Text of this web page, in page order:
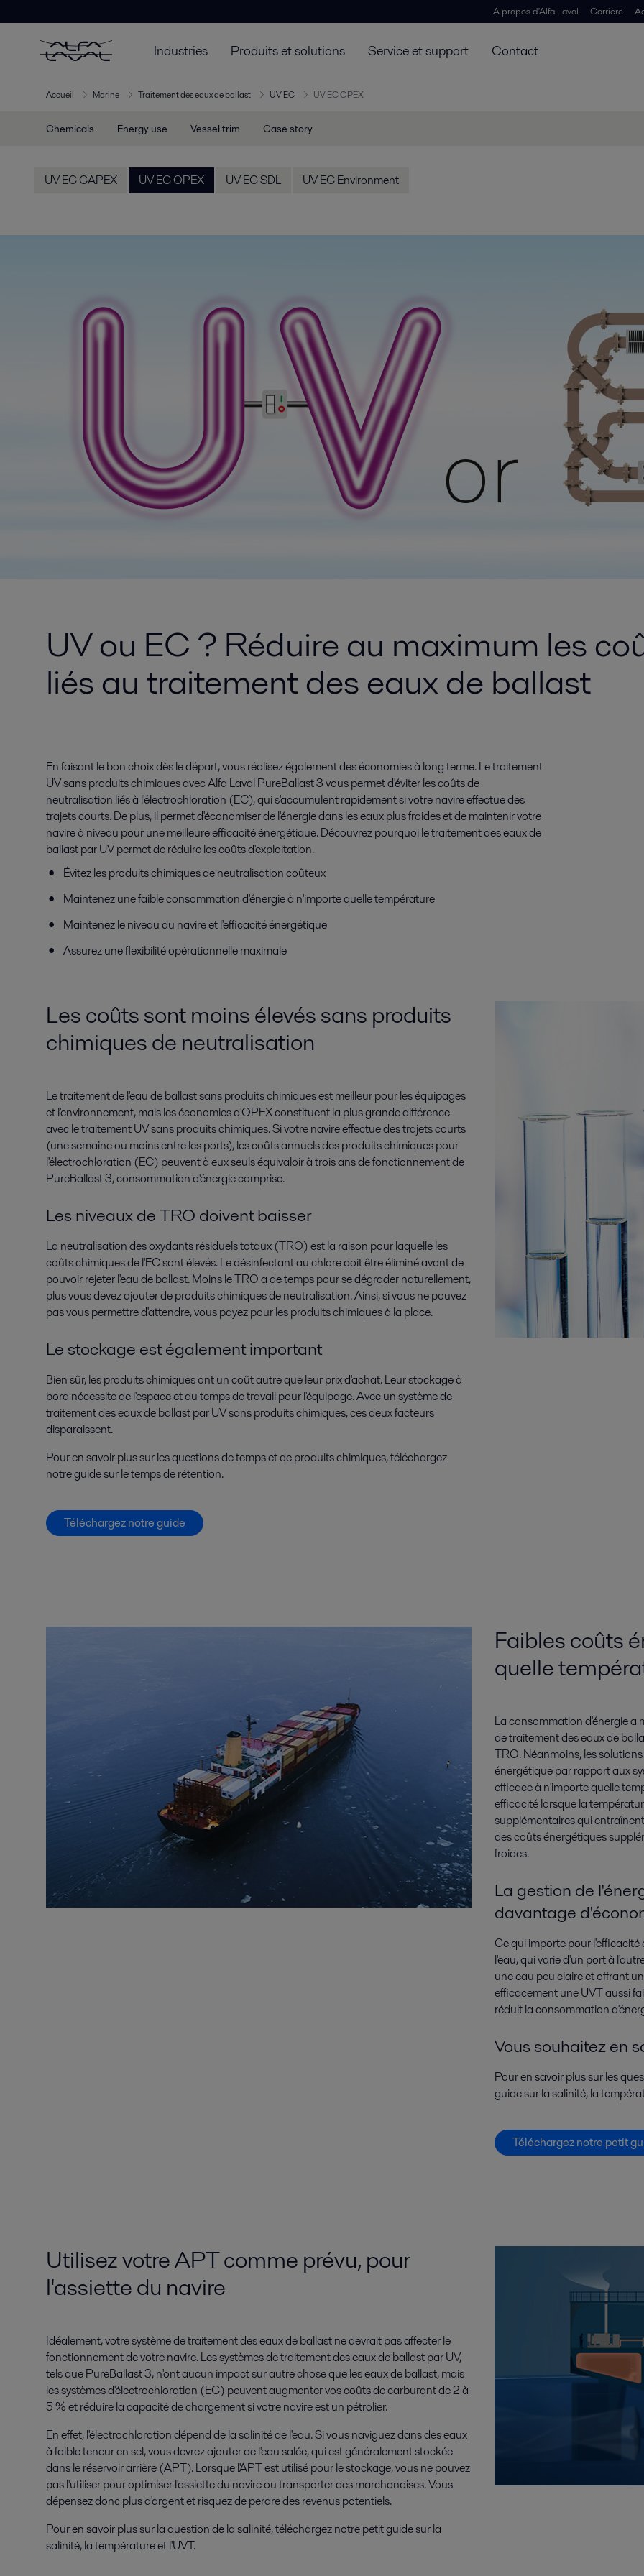
A propos d'Alfa Laval Carrière
Industries Produits et solutions Service et support Contact
Accueil Marine Traitement des eaux de ballast UV EC UV EC OPEX
Chemicals Energy use Vessel trim Case story
UV EC CAPEX UV EC OPEX UV EC SDL UV EC Environment
UV ou EC ? Réduire au maximum les
liés au traitement des eaux de ballast
En faisant le bon choix dès le départ, vous réalisez également des économies à long terme. Le traitement
UV sans produits chimiques avec Alfa Laval PureBallast 3 vous permet d'éviter les coûts de
neutralisation liés à l'électrochloration (EC), qui s'accumulent rapidement si votre navire effectue des
trajets courts. De plus, il permet d'économiser de l'énergie dans les eaux plus froides et de maintenir votre
navire à niveau pour une meilleure efficacité énergétique. Découvrez pourquoi le traitement des eaux de
ballast par UV permet de réduire les coûts d'exploitation.
Évitez les produits chimiques de neutralisation coûteux
Maintenez une faible consommation d'énergie à n'importe quelle température
Maintenez le niveau du navire et l'efficacité énergétique
Assurez une flexibilité opérationnelle maximale
Les coûts sont moins élevés sans produits
chimiques de neutralisation
Le traitement de l'eau de ballast sans produits chimiques est meilleur pour les équipages
et l'environnement, mais les économies d'OPEX constituent la plus grande différence
avec le traitement UV sans produits chimiques. Si votre navire effectue des trajets courts
(une semaine ou moins entre les ports), les coûts annuels des produits chimiques pour
l'électrochloration (EC) peuvent à eux seuls équivaloir à trois ans de fonctionnement de
PureBallast 3, consommation d'énergie comprise.
Les niveaux de TRO doivent baisser
La neutralisation des oxydants résiduels totaux (TRO) est la raison pour laquelle les
coûts chimiques de l'EC sont élevés. Le désinfectant au chlore doit être éliminé avant de
pouvoir rejeter l'eau de ballast. Moins le TRO a de temps pour se dégrader naturellement,
plus vous devez ajouter de produits chimiques de neutralisation. Ainsi, si vous ne pouvez
pas vous permettre d'attendre, vous payez pour les produits chimiques à la place.
Le stockage est également important
Bien sûr, les produits chimiques ont un coût autre que leur prix d'achat. Leur stockage à
bord nécessite de l'espace et du temps de travail pour l'équipage. Avec un système de
traitement des eaux de ballast par UV sans produits chimiques, ces deux facteurs
disparaissent.
Pour en savoir plus sur les questions de temps et de produits chimiques, téléchargez
notre guide sur le temps de rétention.
Téléchargez notre guide
Faibles coûts
quelle
La consommation d'énergie a
de traitement des eaux de
TRO. Néanmoins, les
énergétique par rapport aux
efficace à n'importe quelle
efficacité lorsque la
supplémentaires qui
des coûts énergétiques
froides.
La gestion de
davantage
Ce qui importe pour
l'eau, qui varie d'un port à
une eau peu claire et offrant
efficacement une UVT aussi
réduit la consommation
Vous souhaitez en
Pour en savoir plus sur les
guide sur la salinité, la
Téléchargez notre petit
Utilisez votre APT comme prévu, pour
l'assiette du navire
Idéalement, votre système de traitement des eaux de ballast ne devrait pas affecter le
fonctionnement de votre navire. Les systèmes de traitement des eaux de ballast par UV,
tels que PureBallast 3, n'ont aucun impact sur autre chose que les eaux de ballast, mais
les systèmes d'électrochloration (EC) peuvent augmenter vos coûts de carburant de 2 à
5 % et réduire la capacité de chargement si votre navire est un pétrolier.
En effet, l'électrochloration dépend de la salinité de l'eau. Si vous naviguez dans des eaux
à faible teneur en sel, vous devrez ajouter de l'eau salée, qui est généralement stockée
dans le réservoir arrière (APT). Lorsque l'APT est utilisé pour le stockage, vous ne pouvez
pas l'utiliser pour optimiser l'assiette du navire ou transporter des marchandises. Vous
dépensez donc plus d'argent et risquez de perdre des revenus potentiels.
Pour en savoir plus sur la question de la salinité, téléchargez notre petit guide sur la
salinité, la température et l'UVT.